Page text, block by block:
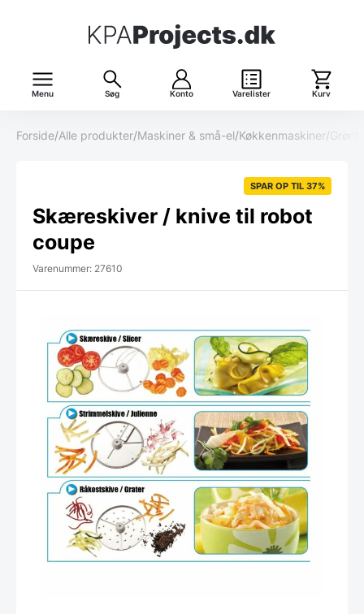
Menu Søg Konto Varelister Kurv
Forside/Alle produkter/Maskiner & små-el/Køkkenmaskiner/
SPAR OP TIL 37%
Skæreskiver / knive til robot
coupe
Varenummer: 27610